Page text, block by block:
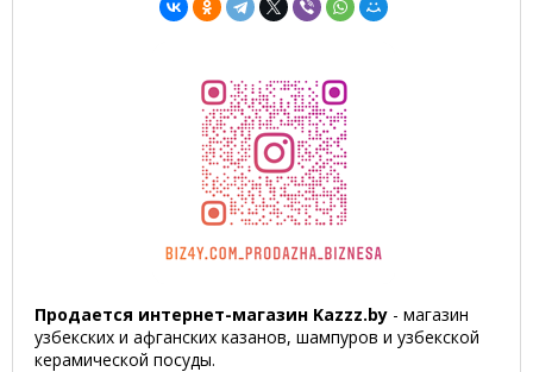
Продается интернет-магазин Kazzz.by - магазин
узбекских и афганских казанов, шампуров и узбекской
керамической посуды.